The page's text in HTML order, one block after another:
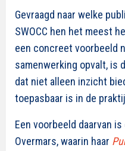
Gevraagd naar welke
SWOCC hen het meest
een concreet voorbeeld
samenwerking opvalt, is
dat niet alleen inzicht
toepasbaar is in de
Een voorbeeld daarvan
Overmars, waarin haar